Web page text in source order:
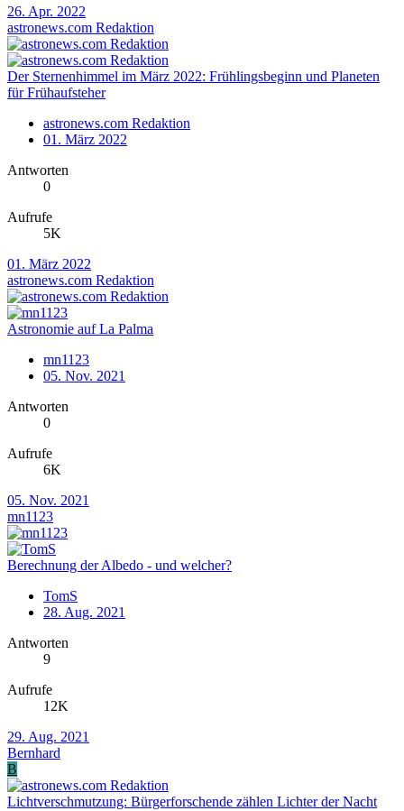
26. Apr. 2022
astronews.com Redaktion
Der Sternenhimmel im März 2022: Frühlingsbeginn und Planeten
für Frühaufsteher
astronews.com Redaktion
01. März 2022
Antworten
0
Aufrufe
5K
01. März 2022
astronews.com Redaktion
Astronomie auf La Palma
mn1123
05. Nov. 2021
Antworten
0
Aufrufe
6K
05. Nov. 2021
mn1123
Berechnung der Albedo - und welcher?
TomS
28. Aug. 2021
Antworten
9
Aufrufe
12K
29. Aug. 2021
Bernhard
B
Lichtverschmutzung: Bürgerforschende zählen Lichter der Nacht